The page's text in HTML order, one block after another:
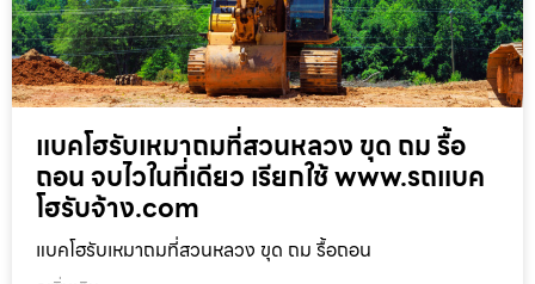
แบคโฮรับเหมาถมที่สวนหลวง ขุด ถม รื้อ
ถอน จบไวในที่เดียว เรียกใช้ www.รถแบค
โฮรับจ้าง.com
แบคโฮรับเหมาถมที่สวนหลวง ขุด ถม รื้อถอน